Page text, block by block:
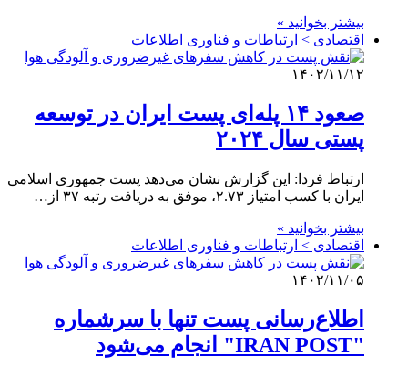
بیشتر بخوانید »
اقتصادی > ارتباطات و فناوری اطلاعات
۱۴۰۲/۱۱/۱۲
صعود ۱۴ پله‌ای پست ایران در توسعه
پستی سال ۲۰۲۴
ارتباط فردا: این گزارش نشان می‌دهد پست جمهوری اسلامی
ایران با کسب امتیاز ۲.۷۳، موفق به دریافت رتبه ۳۷ از…
بیشتر بخوانید »
اقتصادی > ارتباطات و فناوری اطلاعات
۱۴۰۲/۱۱/۰۵
اطلاع‌رسانی پست تنها با سرشماره
"IRAN POST" انجام می‌شود